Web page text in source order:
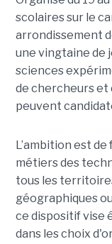
scolaires sur le
arrondissement
une vingtaine de
sciences
de chercheurs et
peuvent
L’ambition est
métiers des
tous les
géographiques
ce dispositif vise
dans les choix